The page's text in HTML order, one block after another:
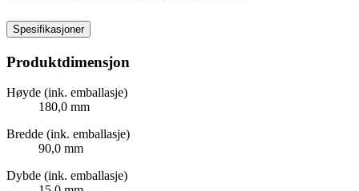
Spesifikasjoner
Produktdimensjon
Høyde (ink. emballasje)
180,0 mm
Bredde (ink. emballasje)
90,0 mm
Dybde (ink. emballasje)